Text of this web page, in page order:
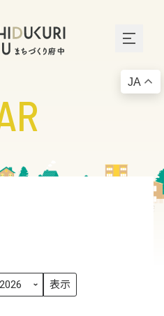
JA